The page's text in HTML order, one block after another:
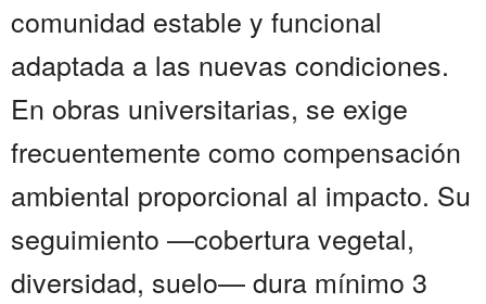
comunidad estable y funcional
adaptada a las nuevas condiciones.
En obras universitarias, se exige
frecuentemente como compensación
ambiental proporcional al impacto. Su
seguimiento —cobertura vegetal,
diversidad, suelo— dura mínimo 3